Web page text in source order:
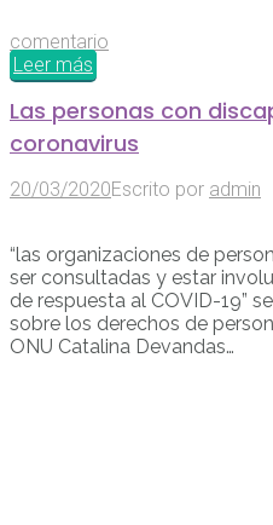
comentario
Leer más
Las personas con
coronavirus
20/03/2020Escrito por admin
“las organizaciones de
ser consultadas y estar
de respuesta al COVID-19”
sobre los derechos de
ONU Catalina Devandas…